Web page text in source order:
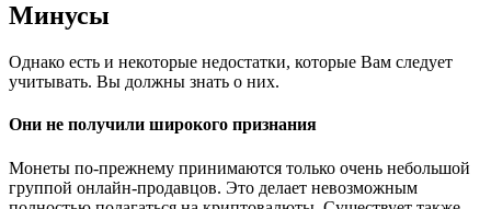
Минусы
Однако есть и некоторые недостатки, которые Вам следует
учитывать. Вы должны знать о них.
Они не получили широкого признания
Монеты по-прежнему принимаются только очень небольшой
группой онлайн-продавцов. Это делает невозможным